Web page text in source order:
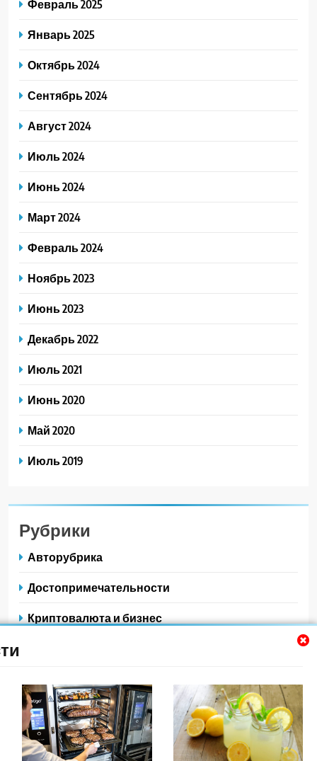
Февраль 2025
Январь 2025
Октябрь 2024
Сентябрь 2024
Август 2024
Июль 2024
Июнь 2024
Март 2024
Февраль 2024
Ноябрь 2023
Июнь 2023
Декабрь 2022
Июль 2021
Июнь 2020
Май 2020
Июль 2019
Рубрики
Авторубрика
Достопримечательности
Криптовалюта и бизнес
Питаемся в путешествии
Полезные советы